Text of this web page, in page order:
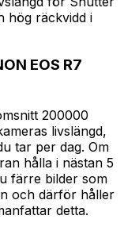
hög räckvidd i
EOS R7
200000
livslängd,
tar per dag. Om
hålla i nästan 5
färre bilder som
och därför håller
detta.